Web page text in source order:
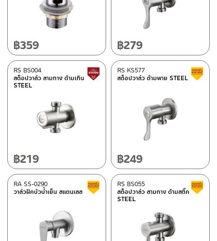
฿359 ฿279
สต็อปวาล์ว สามทาง ด้ามเทิน
STEEL
RS BS004 Lower price tag
฿219
สต็อปวาล์ว ด้ามพาย STEEL
RS KS577
฿249
วาล์วฝักบัวน้ำเย็น สแตนเลส
RA SS-0290 Clearance sale
สต็อปวาล์ว สามทาง ด้ามสติ๊ก
STEEL
RS BS055